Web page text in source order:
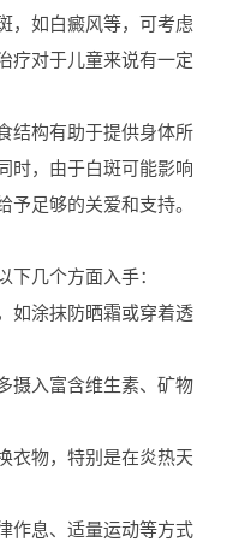
如白癜风等，可考虑
疗对于儿童来说有一定
构有助于提供身体所
时，由于白斑可能影响
予足够的关爱和支持。
几个方面入手：
涂抹防晒霜或穿着透
入富含维生素、矿物
物，特别是在炎热天
息、适量运动等方式